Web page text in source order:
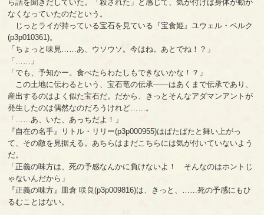
ら話を聞きだしていた。「殺された」と感じて、気が付けば身体が動か
なくなっていたのだという。
じっとライが持っている宝石を見ている『宝食姫』ユウェル・ベルク
(p3p010361)。
「ちょっと味見……あ、ウソウソ。今はね。あとでね！？」
「……」
「でも、予知かー。食べたらわたしもできないかな！？」
この土地に伝わるという、宝石竜の伝承――はあくまで伝承であり、
産出するのはよく似た宝石だ。だから、きっとそんなアダマンアントが
発生したのは偶然なのだろうけれど……。
「……あ、いた、あっちだよ！」
『自在の名手』リトル・リリー(p3p000955)はぱたぱたと舞い上がっ
て、その敵を見据える。あちらはまだこちらには気が付いていないよう
だ。
「正義の味方は、死の予感なんかに負けないよ！ そんなのはホントじ
ゃないんだから」
『正義の味方』皿倉 咲良(p3p009816)は、きっと、……死の予感にもひ
るむことはない。